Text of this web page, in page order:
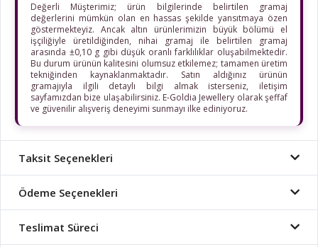
Değerli Müşterimiz; ürün bilgilerinde belirtilen gramaj
değerlerini mümkün olan en hassas şekilde yansıtmaya özen
göstermekteyiz. Ancak altın ürünlerimizin büyük bölümü el
işçiliğiyle üretildiğinden, nihai gramaj ile belirtilen gramaj
arasında ±0,10 g gibi düşük oranlı farklılıklar oluşabilmektedir.
Bu durum ürünün kalitesini olumsuz etkilemez; tamamen üretim
tekniğinden kaynaklanmaktadır. Satın aldığınız ürünün
gramajıyla ilgili detaylı bilgi almak isterseniz, iletişim
sayfamızdan bize ulaşabilirsiniz. E-Goldia Jewellery olarak şeffaf
ve güvenilir alışveriş deneyimi sunmayı ilke ediniyoruz.
Taksit Seçenekleri
Ödeme Seçenekleri
Teslimat Süreci